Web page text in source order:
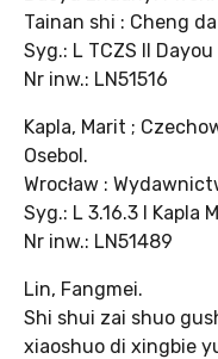
Tainan shi : Cheng
Syg.: L TCZS II Dayou
Nr inw.: LN51516
Kapla, Marit ;
Osebol.
Wrocław :
Syg.: L 3.16.3 I Kapla
Nr inw.: LN51489
Lin, Fangmei.
Shi shui zai shuo
xiaoshuo di xingbie